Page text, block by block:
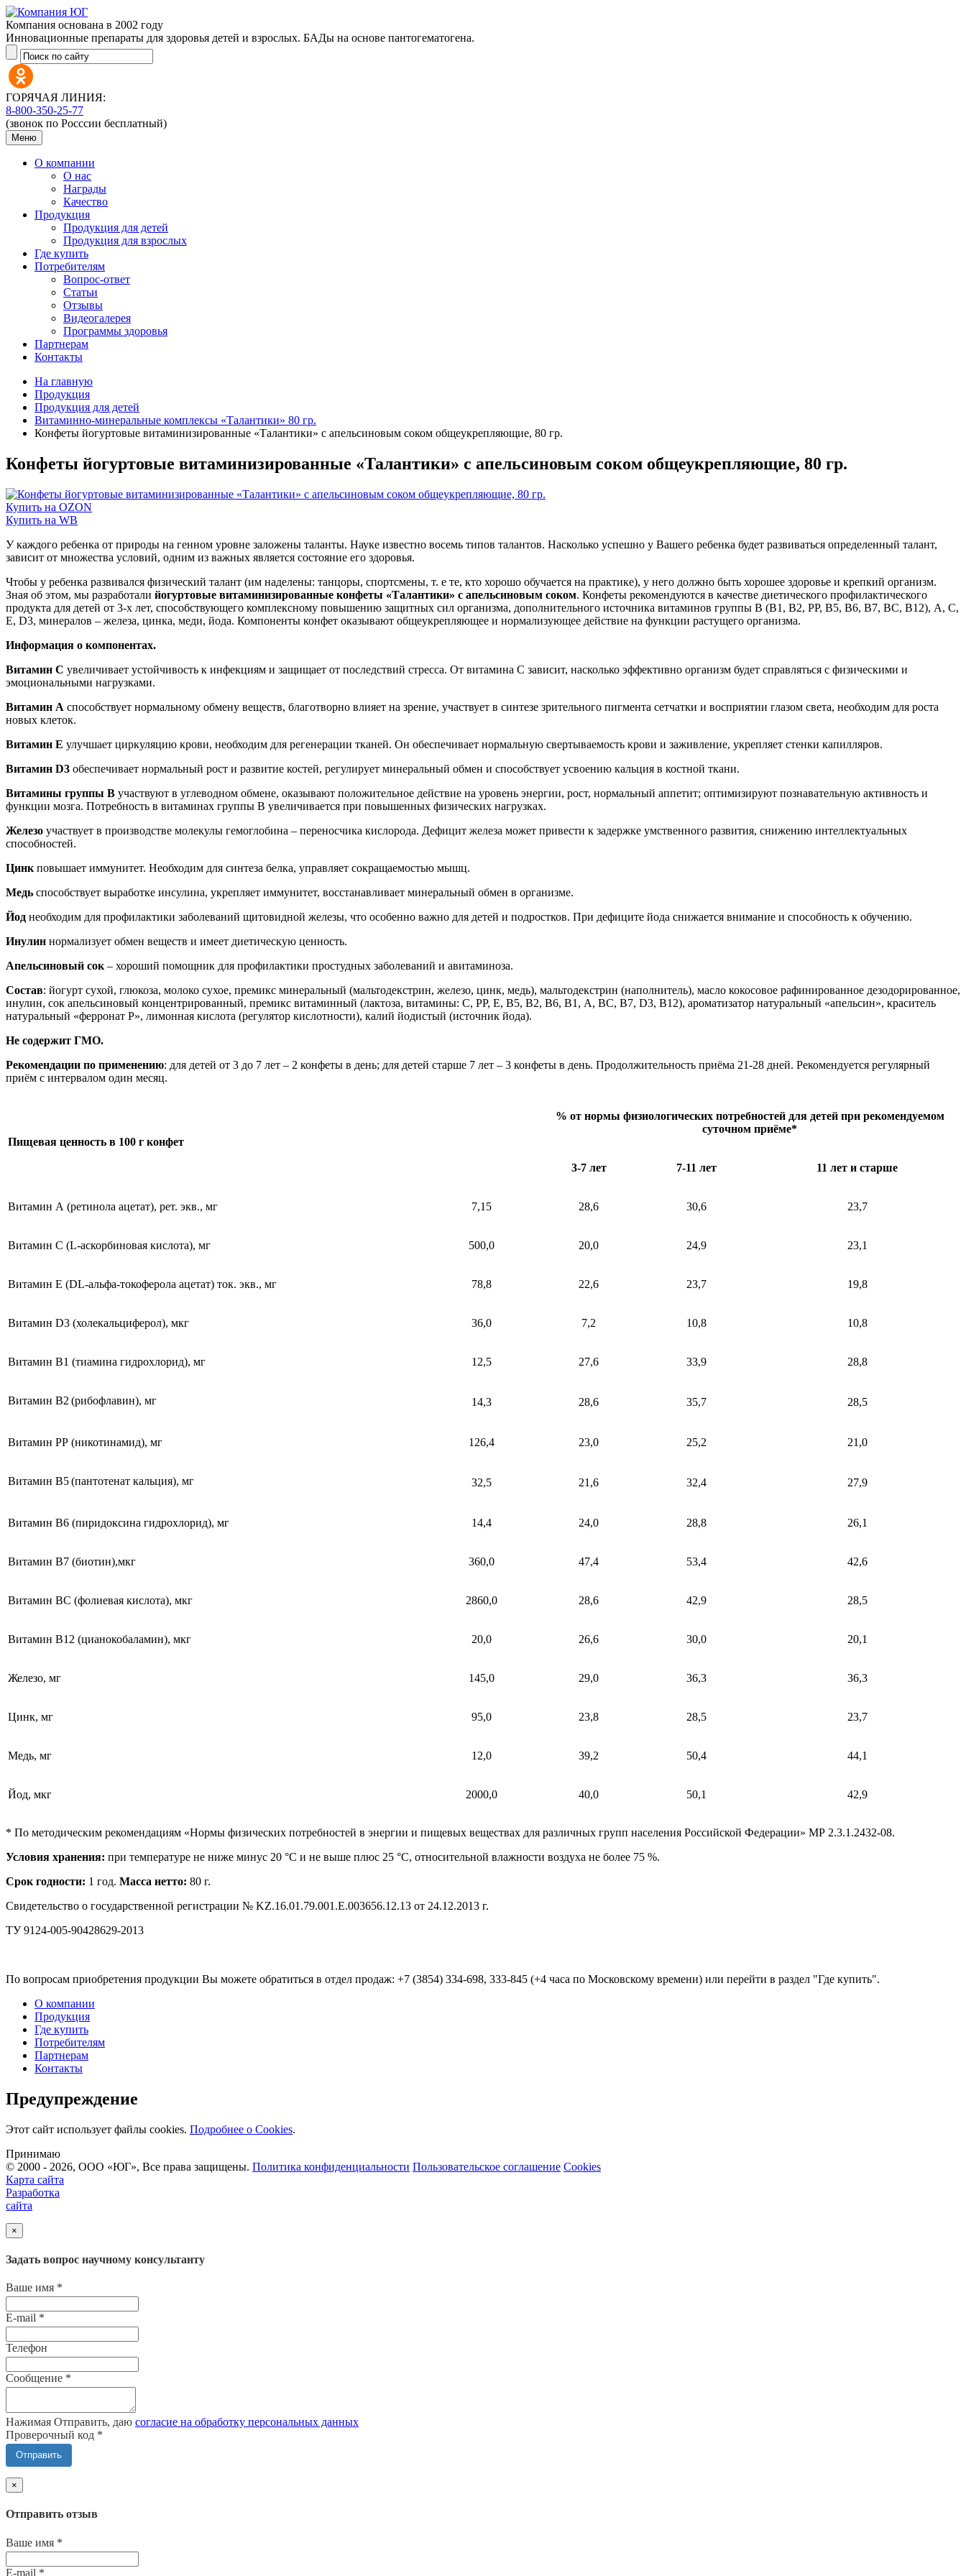
Компания основана в 2002 году
Инновационные препараты для здоровья детей и взрослых. БАДы на основе пантогематогена.
ГОРЯЧАЯ ЛИНИЯ:
8-800-350-25-77
(звонок по Росссии бесплатный)
Меню
О компании
О нас
Награды
Качество
Продукция
Продукция для детей
Продукция для взрослых
Где купить
Потребителям
Вопрос-ответ
Статьи
Отзывы
Видеогалерея
Программы здоровья
Партнерам
Контакты
На главную
Продукция
Продукция для детей
Витаминно-минеральные комплексы «Талантики» 80 гр.
Конфеты йогуртовые витаминизированные «Талантики» с апельсиновым соком общеукрепляющие, 80 гр.
Конфеты йогуртовые витаминизированные «Талантики» с апельсиновым соком общеукрепляющие, 80 гр.
Купить на OZON
Купить на WB
У каждого ребенка от природы на генном уровне заложены таланты. Науке известно восемь типов талантов. Насколько успешно у Вашего ребенка будет развиваться определенный талант,
зависит от множества условий, одним из важных является состояние его здоровья.
Чтобы у ребенка развивался физический талант (им наделены: танцоры, спортсмены, т. е те, кто хорошо обучается на практике), у него должно быть хорошее здоровье и крепкий организм.
Зная об этом, мы разработали йогуртовые витаминизированные конфеты «Талантики» с апельсиновым соком. Конфеты рекомендуются в качестве диетического профилактического
продукта для детей от 3-х лет, способствующего комплексному повышению защитных сил организма, дополнительного источника витаминов группы В (В1, В2, РР, В5, В6, В7, ВС, В12), А, С,
Е, D3, минералов – железа, цинка, меди, йода. Компоненты конфет оказывают общеукрепляющее и нормализующее действие на функции растущего организма.
Информация о компонентах.
Витамин С увеличивает устойчивость к инфекциям и защищает от последствий стресса. От витамина С зависит, насколько эффективно организм будет справляться с физическими и
эмоциональными нагрузками.
Витамин А способствует нормальному обмену веществ, благотворно влияет на зрение, участвует в синтезе зрительного пигмента сетчатки и восприятии глазом света, необходим для роста
новых клеток.
Витамин Е улучшает циркуляцию крови, необходим для регенерации тканей. Он обеспечивает нормальную свертываемость крови и заживление, укрепляет стенки капилляров.
Витамин D3 обеспечивает нормальный рост и развитие костей, регулирует минеральный обмен и способствует усвоению кальция в костной ткани.
Витамины группы В участвуют в углеводном обмене, оказывают положительное действие на уровень энергии, рост, нормальный аппетит; оптимизируют познавательную активность и
функции мозга. Потребность в витаминах группы В увеличивается при повышенных физических нагрузках.
Железо участвует в производстве молекулы гемоглобина – переносчика кислорода. Дефицит железа может привести к задержке умственного развития, снижению интеллектуальных
способностей.
Цинк повышает иммунитет. Необходим для синтеза белка, управляет сокращаемостью мышц.
Медь способствует выработке инсулина, укрепляет иммунитет, восстанавливает минеральный обмен в организме.
Йод необходим для профилактики заболеваний щитовидной железы, что особенно важно для детей и подростков. При дефиците йода снижается внимание и способность к обучению.
Инулин нормализует обмен веществ и имеет диетическую ценность.
Апельсиновый сок – хороший помощник для профилактики простудных заболеваний и авитаминоза.
Состав: йогурт сухой, глюкоза, молоко сухое, премикс минеральный (мальтодекстрин, железо, цинк, медь), мальтодекстрин (наполнитель), масло кокосовое рафинированное дезодорированное,
инулин, сок апельсиновый концентрированный, премикс витаминный (лактоза, витамины: С, РР, Е, В5, В2, В6, В1, А, ВС, В7, D3, В12), ароматизатор натуральный «апельсин», краситель
натуральный «ферронат Р», лимонная кислота (регулятор кислотности), калий йодистый (источник йода).
Не содержит ГМО.
Рекомендации по применению: для детей от 3 до 7 лет – 2 конфеты в день; для детей старше 7 лет – 3 конфеты в день. Продолжительность приёма 21-28 дней. Рекомендуется регулярный
приём с интервалом один месяц.
Пищевая ценность в 100 г конфет
% от нормы физиологических потребностей для детей при рекомендуемом
суточном приёме*
3-7 лет 7-11 лет 11 лет и старше
Витамин А (ретинола ацетат), рет. экв., мг 7,15 28,6 30,6 23,7
Витамин С (L-аскорбиновая кислота), мг 500,0 20,0 24,9 23,1
Витамин Е (DL-альфа-токоферола ацетат) ток. экв., мг 78,8 22,6 23,7 19,8
Витамин D3 (холекальциферол), мкг 36,0 7,2 10,8 10,8
Витамин В1 (тиамина гидрохлорид), мг 12,5 27,6 33,9 28,8
Витамин В2 (рибофлавин), мг 14,3 28,6 35,7 28,5
Витамин PP (никотинамид), мг 126,4 23,0 25,2 21,0
Витамин В5(пантотенат кальция), мг 32,5 21,6 32,4 27,9
Витамин В6 (пиридоксина гидрохлорид), мг 14,4 24,0 28,8 26,1
Витамин В7 (биотин),мкг 360,0 47,4 53,4 42,6
Витамин ВC (фолиевая кислота), мкг 2860,0 28,6 42,9 28,5
Витамин В12 (цианокобаламин), мкг 20,0 26,6 30,0 20,1
Железо, мг 145,0 29,0 36,3 36,3
Цинк, мг 95,0 23,8 28,5 23,7
Медь, мг 12,0 39,2 50,4 44,1
Йод, мкг 2000,0 40,0 50,1 42,9
* По методическим рекомендациям «Нормы физических потребностей в энергии и пищевых веществах для различных групп населения Российской Федерации» МР 2.3.1.2432-08.
Условия хранения: при температуре не ниже минус 20 °С и не выше плюс 25 °С, относительной влажности воздуха не более 75 %.
Срок годности: 1 год. Масса нетто: 80 г.
Свидетельство о государственной регистрации № KZ.16.01.79.001.E.003656.12.13 от 24.12.2013 г.
ТУ 9124-005-90428629-2013
По вопросам приобретения продукции Вы можете обратиться в отдел продаж: +7 (3854) 334-698, 333-845 (+4 часа по Московскому времени) или перейти в раздел "Где купить".
О компании
Продукция
Где купить
Потребителям
Партнерам
Контакты
Предупреждение
Этот сайт использует файлы cookies. Подробнее о Cookies.
Принимаю
© 2000 - 2026, ООО «ЮГ», Все права защищены. Политика конфиденциальности Пользовательское соглашение Cookies
Карта сайта
Разработка
сайта
×
Задать вопрос научному консультанту
Ваше имя *
E-mail *
Телефон
Сообщение *
Нажимая Отправить, даю согласие на обработку персональных данных
Проверочный код *
Отправить
×
Отправить отзыв
Ваше имя *
E-mail *